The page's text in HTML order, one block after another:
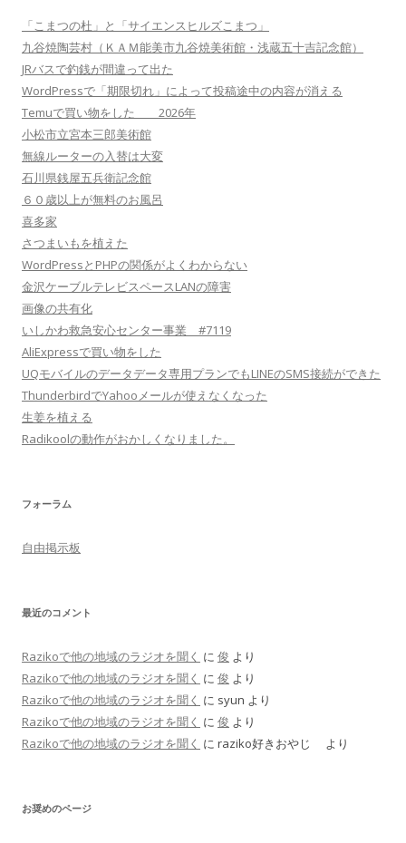
「こまつの杜」と「サイエンスヒルズこまつ」
九谷焼陶芸村（ＫＡＭ能美市九谷焼美術館・浅蔵五十吉記念館）
JRバスで釣銭が間違って出た
WordPressで「期限切れ」によって投稿途中の内容が消える
Temuで買い物をした 2026年
小松市立宮本三郎美術館
無線ルーターの入替は大変
石川県銭屋五兵衛記念館
６０歳以上が無料のお風呂
喜多家
さつまいもを植えた
WordPressとPHPの関係がよくわからない
金沢ケーブルテレビスペースLANの障害
画像の共有化
いしかわ救急安心センター事業 #7119
AliExpressで買い物をした
UQモバイルのデータデータ専用プランでもLINEのSMS接続ができた
ThunderbirdでYahooメールが使えなくなった
生姜を植える
Radikoolの動作がおかしくなりました。
フォーラム
自由掲示板
最近のコメント
Razikoで他の地域のラジオを聞く に 俊 より
Razikoで他の地域のラジオを聞く に 俊 より
Razikoで他の地域のラジオを聞く に syun より
Razikoで他の地域のラジオを聞く に 俊 より
Razikoで他の地域のラジオを聞く に raziko好きおやじ より
お奨めのページ